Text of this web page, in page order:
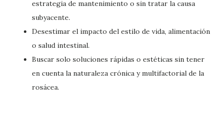
estrategia de mantenimiento o sin tratar la causa
subyacente.
Desestimar el impacto del estilo de vida, alimentación
o salud intestinal.
Buscar solo soluciones rápidas o estéticas sin tener
en cuenta la naturaleza crónica y multifactorial de la
rosácea.